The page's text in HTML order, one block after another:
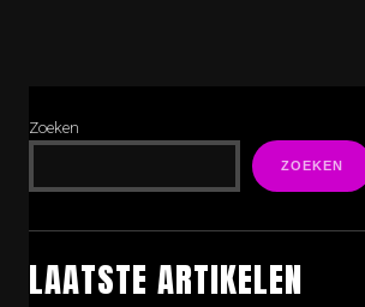
Zoeken
ZOEKEN
LAATSTE ARTIKELEN